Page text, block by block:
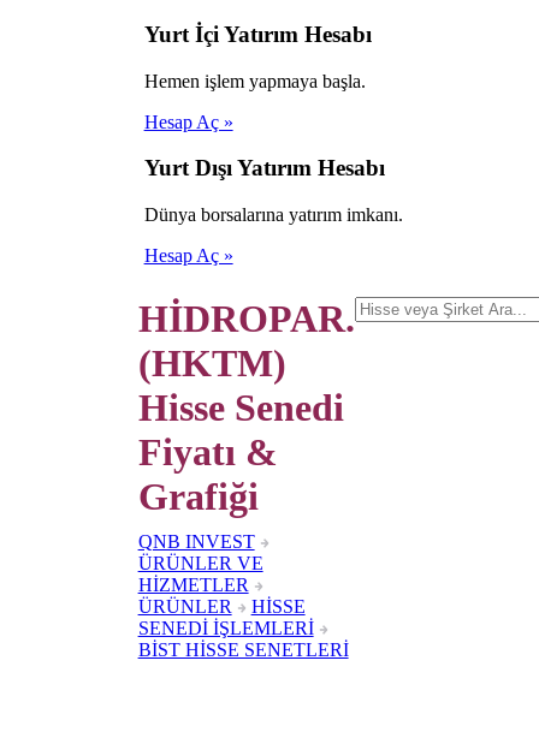
Yurt İçi Yatırım Hesabı
Hemen işlem yapmaya başla.
Hesap Aç »
Yurt Dışı Yatırım Hesabı
Dünya borsalarına yatırım imkanı.
Hesap Aç »
HİDROPAR.
(HKTM)
Hisse Senedi
Fiyatı &
Grafiği
QNB INVEST
ÜRÜNLER VE
HİZMETLER
ÜRÜNLER
HİSSE
SENEDİ İŞLEMLERİ
BİST HİSSE SENETLERİ